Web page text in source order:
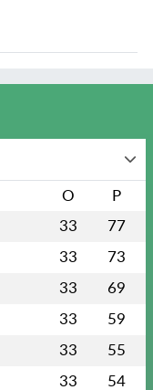
O P
33 77
33 73
33 69
33 59
33 55
33 54